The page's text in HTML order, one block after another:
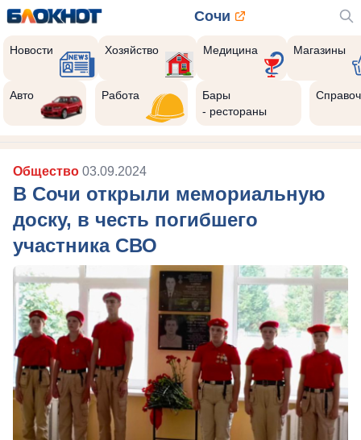
Сочи
Новости Хозяйство Медицина Магазины
Авто Работа
Бары
- рестораны
Общество 03.09.2024
В Сочи открыли мемориальную
доску, в честь погибшего
участника СВО